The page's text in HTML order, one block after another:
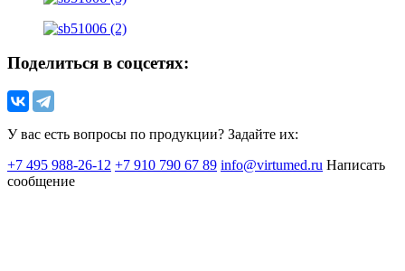
Поделиться в соцсетях:
У вас есть вопросы по продукции? Задайте их:
+7 495 988-26-12 +7 910 790 67 89 info@virtumed.ru Написать
сообщение